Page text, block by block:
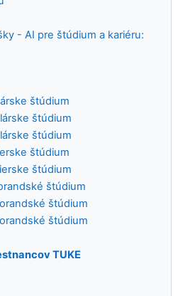
- AI pre štúdium a kariéru:
štúdium
štúdium
štúdium
štúdium
štúdium
štúdium
štúdium
štúdium
TUKE